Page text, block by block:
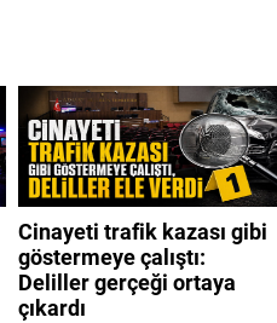
Cinayeti trafik kazası gibi
göstermeye çalıştı:
Deliller gerçeği ortaya
çıkardı